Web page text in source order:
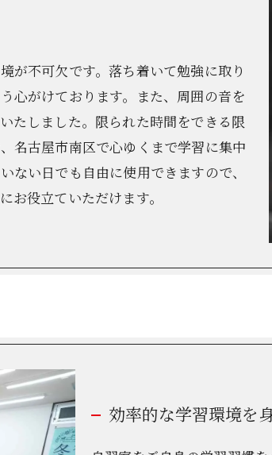
が不可欠です。落ち着いて勉強に取り
心がけております。また、周囲の音を
たしました。限られた時間をできる限
名古屋市南区で心ゆくまで学習に集中
い日でも自由に使用できますので、
お役立ていただけます。
効率的な学習環境を